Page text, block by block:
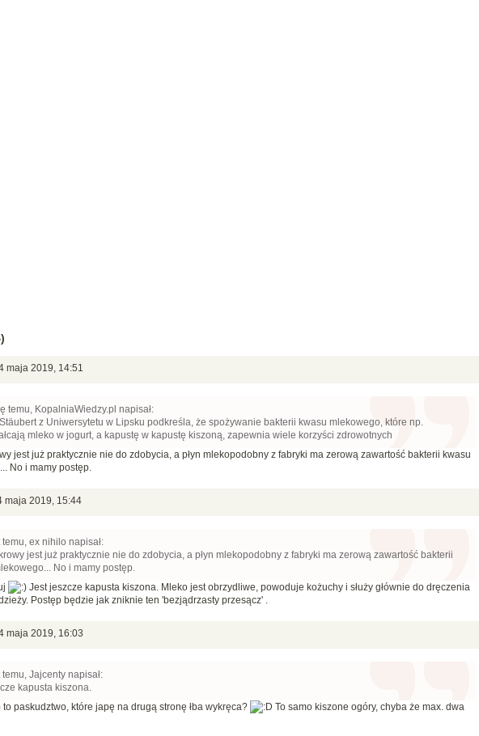
maja 2019, 14:51
temu, KopalniaWiedzy.pl napisał:
z Uniwersytetu w Lipsku podkreśla, że spożywanie bakterii kwasu mlekowego, które np.
mleko w jogurt, a kapustę w kapustę kiszoną, zapewnia wiele korzyści zdrowotnych
jest już praktycznie nie do zdobycia, a płyn mlekopodobny z fabryki ma zerową zawartość bakterii kwasu
No i mamy postęp.
maja 2019, 15:44
ex nihilo napisał:
jest już praktycznie nie do zdobycia, a płyn mlekopodobny z fabryki ma zerową zawartość bakterii
No i mamy postęp.
Jest jeszcze kapusta kiszona. Mleko jest obrzydliwe, powoduje kożuchy i służy głównie do dręczenia
Postęp będzie jak zniknie ten 'bezjądrzasty przesącz' .
maja 2019, 16:03
Jajcenty napisał:
kapusta kiszona.
paskudztwo, które japę na drugą stronę łba wykręca?
To samo kiszone ogóry, chyba że max. dwa